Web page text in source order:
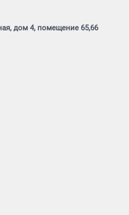
дом 4, помещение 65,66